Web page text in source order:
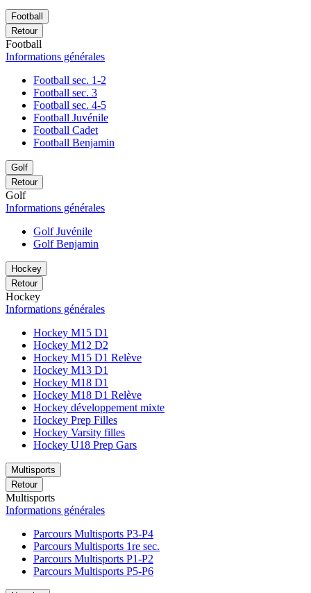
Football
Retour
Football
Informations générales
Football sec. 1-2
Football sec. 3
Football sec. 4-5
Football Juvénile
Football Cadet
Football Benjamin
Golf
Retour
Golf
Informations générales
Golf Juvénile
Golf Benjamin
Hockey
Retour
Hockey
Informations générales
Hockey M15 D1
Hockey M12 D2
Hockey M15 D1 Relève
Hockey M13 D1
Hockey M18 D1
Hockey M18 D1 Relève
Hockey développement mixte
Hockey Prep Filles
Hockey Varsity filles
Hockey U18 Prep Gars
Multisports
Retour
Multisports
Informations générales
Parcours Multisports P3-P4
Parcours Multisports 1re sec.
Parcours Multisports P1-P2
Parcours Multisports P5-P6